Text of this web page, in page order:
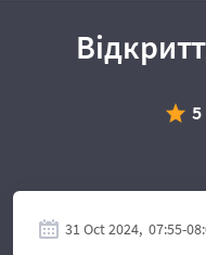
5
31 Oct 2024, 07:55-